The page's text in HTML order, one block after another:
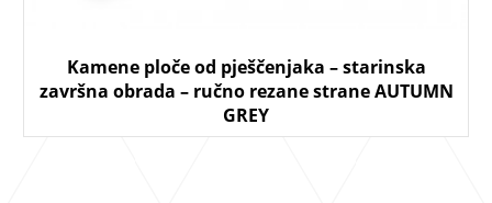
Kamene ploče od pješčenjaka – starinska
završna obrada – ručno rezane strane AUTUMN
GREY